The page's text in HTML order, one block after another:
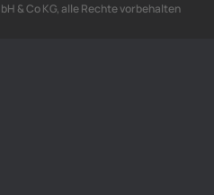
& Co KG, alle Rechte vorbehalten